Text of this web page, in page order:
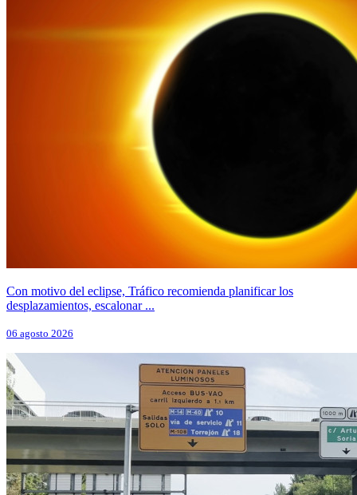
Con motivo del eclipse, Tráfico recomienda planificar los
desplazamientos, escalonar ...
06 agosto 2026